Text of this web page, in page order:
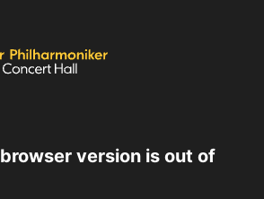
version is out of